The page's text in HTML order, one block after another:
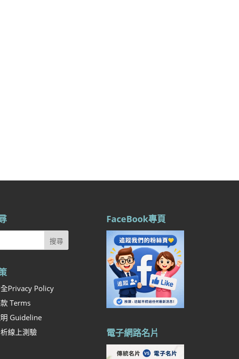
Privacy Policy
Terms
Guideline
線上測驗
FaceBook專頁
電子網路名片